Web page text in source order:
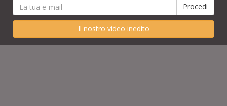
Il nostro video inedito